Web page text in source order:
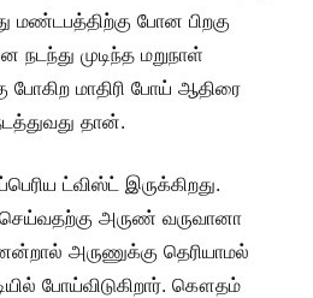
மண்டபத்திற்கு போன பிறகு
நடந்து முடிந்த மறுநாள்
போகிற மாதிரி போய் ஆதிரை
தான்.
ட்விஸ்ட் இருக்கிறது.
அருண் வருவானா
அருணுக்கு தெரியாமல்
போய்விடுகிறார். கௌதம்